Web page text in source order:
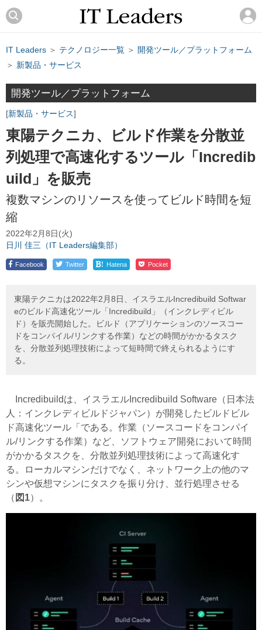
IT Leaders ＞ テクノロジー一覧 ＞ 開発ツール／プラットフォーム
＞ 新製品・サービス
開発ツール／プラットフォーム
新製品・サービス
東陽テクニカ、ビルド作業を分散並
列処理で高速化するツール「Incredib
uild」を販売
複数マシンのリソースを使ってビルド時間を短
縮
2022年2月8日(火)
日川 佳三（IT Leaders編集部）
Facebook Twitter ! Hatena Pocket
東陽テクニカは2022年2月8日、イスラエルIncredibuild Softwar
eのビルド高速化ツール「Incredibuild」（インクレディビル
ド）を販売開始した。ビルド（アプリケーションのソースコー
ドをコンパイル/リンクする作業）などの時間がかかるタスク
を、分散並列処理技術によって短時間で終えられるようにす
る。
Incredibuildは、イスラエルIncredibuild Software（日本法
人：インクレディビルドジャパン）が開発したビルドビル
ド高速化ツール「である。作業（ソースコードをコンパイ
ル/リンクする作業）など、ソフトウェア開発において時間
がかかるタスクを、分散並列処理技術によって高速化す
る。ローカルマシンだけでなく、ネットワーク上の他のマ
シンや仮想マシンにタスクを振り分け、並行処理させる
（ 図1）。